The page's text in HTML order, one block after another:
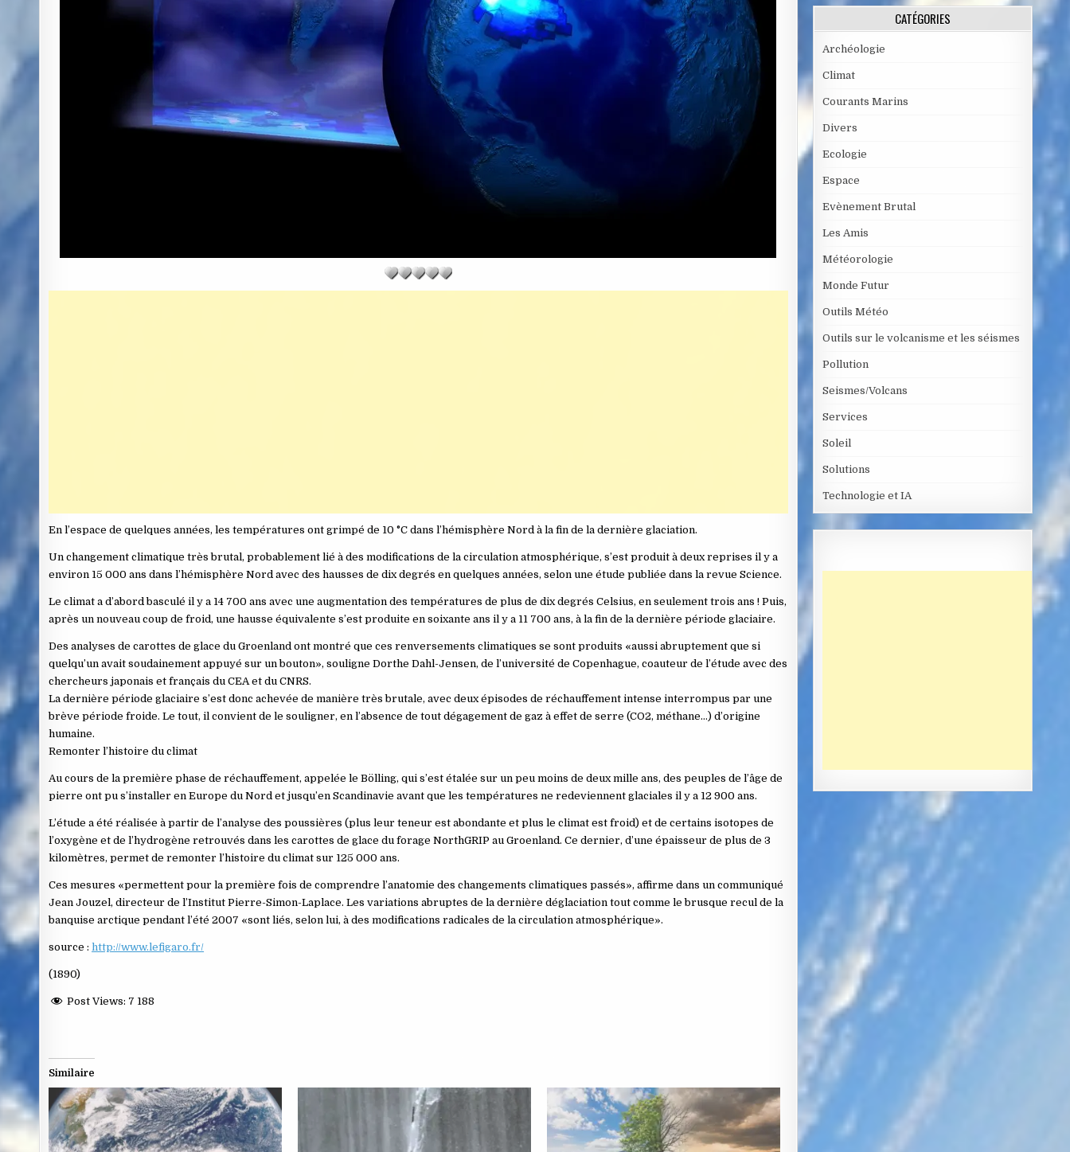
En l’espace de quelques années, les températures ont grimpé de 10 °C dans l’hémisphère Nord à la fin de la dernière glaciation.
Un changement climatique très brutal, probablement lié à des modifications de la circulation atmosphérique, s’est produit à deux reprises il y a
environ 15 000 ans dans l’hémisphère Nord avec des hausses de dix degrés en quelques années, selon une étude publiée dans la revue Science.
Le climat a d’abord basculé il y a 14 700 ans avec une augmentation des températures de plus de dix degrés Celsius, en seulement trois ans ! Puis,
après un nouveau coup de froid, une hausse équivalente s’est produite en soixante ans il y a 11 700 ans, à la fin de la dernière période glaciaire.
Des analyses de carottes de glace du Groenland ont montré que ces renversements climatiques se sont produits «aussi abruptement que si
quelqu’un avait soudainement appuyé sur un bouton», souligne Dorthe Dahl-Jensen, de l’université de Copenhague, coauteur de l’étude avec des
chercheurs japonais et français du CEA et du CNRS.
La dernière période glaciaire s’est donc achevée de manière très brutale, avec deux épisodes de réchauffement intense interrompus par une
brève période froide. Le tout, il convient de le souligner, en l’absence de tout dégagement de gaz à effet de serre (CO2, méthane…) d’origine
humaine.
Remonter l’histoire du climat
Au cours de la première phase de réchauffement, appelée le Bölling, qui s’est étalée sur un peu moins de deux mille ans, des peuples de l’âge de
pierre ont pu s’installer en Europe du Nord et jusqu’en Scandinavie avant que les températures ne redeviennent glaciales il y a 12 900 ans.
L’étude a été réalisée à partir de l’analyse des poussières (plus leur teneur est abondante et plus le climat est froid) et de certains isotopes de
l’oxygène et de l’hydrogène retrouvés dans les carottes de glace du forage NorthGRIP au Groenland. Ce dernier, d’une épaisseur de plus de 3
kilomètres, permet de remonter l’histoire du climat sur 125 000 ans.
Ces mesures «permettent pour la première fois de comprendre l’anatomie des changements climatiques passés», affirme dans un communiqué
Jean Jouzel, directeur de l’Institut Pierre-Simon-Laplace. Les variations abruptes de la dernière déglaciation tout comme le brusque recul de la
banquise arctique pendant l’été 2007 «sont liés, selon lui, à des modifications radicales de la circulation atmosphérique».
source :http://www.lefigaro.fr/
(1890)
Post Views: 7 188
Similaire
CATÉGORIES
Archéologie
Climat
Courants Marins
Divers
Ecologie
Espace
Evènement Brutal
Les Amis
Météorologie
Monde Futur
Outils Météo
Outils sur le volcanisme et les séismes
Pollution
Seismes/Volcans
Services
Soleil
Solutions
Technologie et IA